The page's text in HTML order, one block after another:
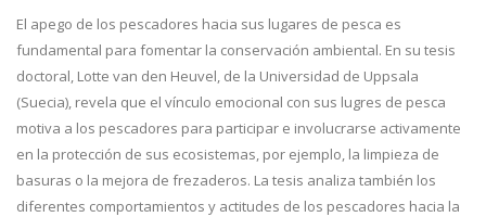
El apego de los pescadores hacia sus lugares de pesca es
fundamental para fomentar la conservación ambiental. En su tesis
doctoral, Lotte van den Heuvel, de la Universidad de Uppsala
(Suecia), revela que el vínculo emocional con sus lugres de pesca
motiva a los pescadores para participar e involucrarse activamente
en la protección de sus ecosistemas, por ejemplo, la limpieza de
basuras o la mejora de frezaderos. La tesis analiza también los
diferentes comportamientos y actitudes de los pescadores hacia la